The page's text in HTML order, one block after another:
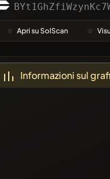
Apri su SolScan
Informazioni sul